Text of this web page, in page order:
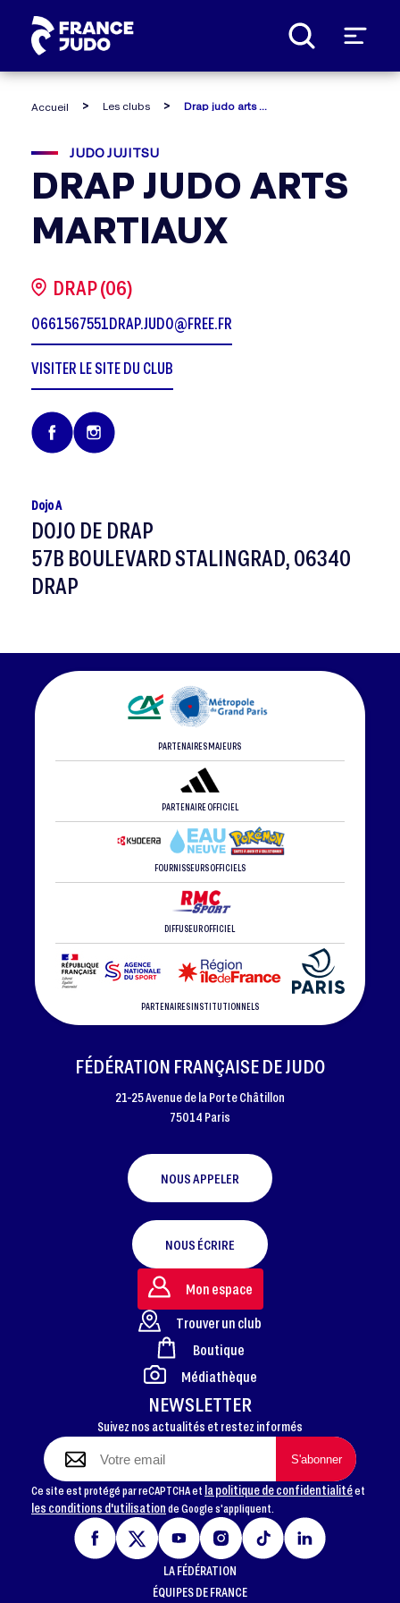
Accueil Les clubs
JUDO JUJITSU
DRAP JUDO ARTS
MARTIAUX
DRAP (06)
0661567551DRAP.JUDO@FREE.FR
VISITER LE SITE DU CLUB
Dojo A
DOJO DE DRAP
57B BOULEVARD STALINGRAD, 06340
DRAP
PARTENAIRES MAJEURS
PARTENAIRE OFFICIEL
FOURNISSEURS OFFICIELS
DIFFUSEUR OFFICIEL
PARTENAIRES INSTITUTIONNELS
FOOTER
FÉDÉRATION FRANÇAISE DE JUDO
21-25 Avenue de la Porte Châtillon
75014 Paris
NOUS APPELER
NOUS ÉCRIRE
NEWSLETTER
Suivez nos actualités et restez informés
Ce site est protégé par reCAPTCHA et la politique de confidentialitéet
les conditions d'utilisationde Google s'appliquent.
Mon espace
Trouver un club
Boutique
Médiathèque
LA FÉDÉRATION
ÉQUIPES DE FRANCE